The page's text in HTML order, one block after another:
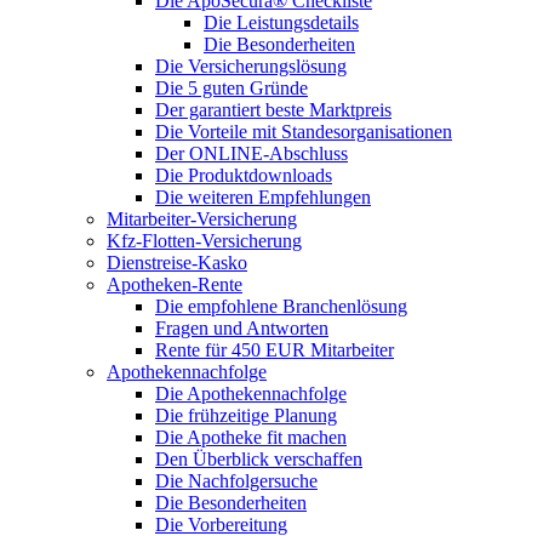
Die Leistungsdetails
Die Besonderheiten
Die Versicherungslösung
Die 5 guten Gründe
Der garantiert beste Marktpreis
Die Vorteile mit Standesorganisationen
Der ONLINE-Abschluss
Die Produktdownloads
Die weiteren Empfehlungen
Mitarbeiter-Versicherung
Kfz-Flotten-Versicherung
Dienstreise-Kasko
Apotheken-Rente
Die empfohlene Branchenlösung
Fragen und Antworten
Rente für 450 EUR Mitarbeiter
Apothekennachfolge
Die Apothekennachfolge
Die frühzeitige Planung
Die Apotheke fit machen
Den Überblick verschaffen
Die Nachfolgersuche
Die Besonderheiten
Die Vorbereitung